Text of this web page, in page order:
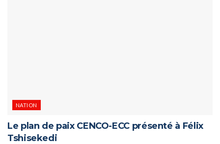
NATION
Le plan de paix CENCO-ECC présenté à Félix
Tshisekedi